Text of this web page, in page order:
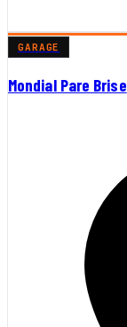
GARAGE
Mondial Pare Brise